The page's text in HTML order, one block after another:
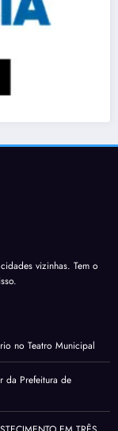
vizinhas. Tem o
no Teatro Municipal
da Prefeitura de